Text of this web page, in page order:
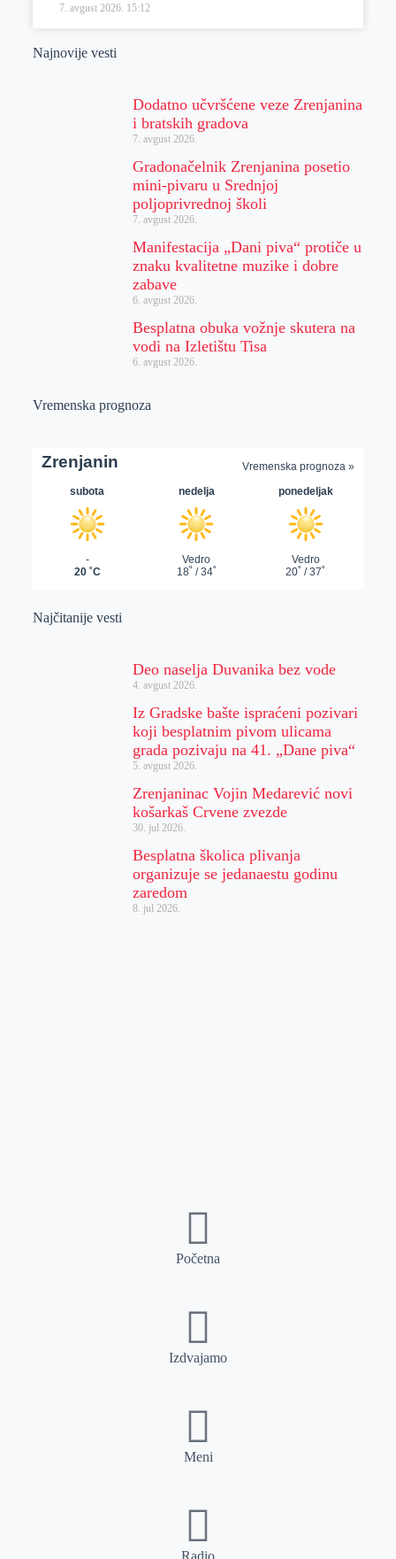
7. avgust 2026. 15:12
Najnovije vesti
Dodatno učvršćene veze Zrenjanina
i bratskih gradova
7. avgust 2026.
Gradonačelnik Zrenjanina posetio
mini-pivaru u Srednjoj
poljoprivrednoj školi
7. avgust 2026.
Manifestacija „Dani piva“ protiče u
znaku kvalitetne muzike i dobre
zabave
6. avgust 2026.
Besplatna obuka vožnje skutera na
vodi na Izletištu Tisa
6. avgust 2026.
Vremenska prognoza
Najčitanije vesti
Deo naselja Duvanika bez vode
4. avgust 2026.
Iz Gradske bašte ispraćeni pozivari
koji besplatnim pivom ulicama
grada pozivaju na 41. „Dane piva“
5. avgust 2026.
Zrenjaninac Vojin Medarević novi
košarkaš Crvene zvezde
30. jul 2026.
Besplatna školica plivanja
organizuje se jedanaestu godinu
zaredom
8. jul 2026.
Početna
Izdvajamo
Meni
Radio